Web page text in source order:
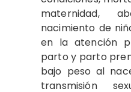
maternidad,
nacimiento de
en la atención
parto y parto
bajo peso al
transmisión